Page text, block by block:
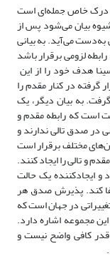
درک خاص جمله‌ای است
بیان می‌شود پس از
به‌دست می‌آید. به بیانی
لزومی برقرار باشد
هدف خود را از این
در کنار مقدم را
به بیان دیگر، یک
است که رابطه مقدم و
در صدق تالی ندارند و
مختلف برقرار است
و تالی را ایجاد کنند.
و ایجادکننده یک حالت
کند. پذیرش صدق هر
در جهان است که
مجموعه اشاره دارد.
قدر کافی واضح نیست و